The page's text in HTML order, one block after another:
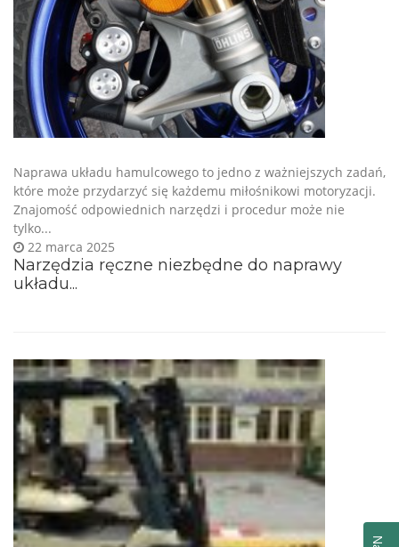
Narzędzia ręczne niezbędne do naprawy
układu...
22 marca 2025
Naprawa układu hamulcowego to jedno z ważniejszych zadań,
które może przydarzyć się każdemu miłośnikowi motoryzacji.
Znajomość odpowiednich narzędzi i procedur może nie
tylko...